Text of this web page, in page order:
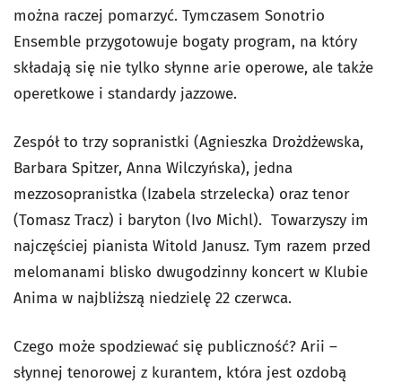
można raczej pomarzyć. Tymczasem Sonotrio
Ensemble przygotowuje bogaty program, na który
składają się nie tylko słynne arie operowe, ale także
operetkowe i standardy jazzowe.
Zespół to trzy sopranistki (Agnieszka Drożdżewska,
Barbara Spitzer, Anna Wilczyńska), jedna
mezzosopranistka (Izabela strzelecka) oraz tenor
(Tomasz Tracz) i baryton (Ivo Michl). Towarzyszy im
najczęściej pianista Witold Janusz. Tym razem przed
melomanami blisko dwugodzinny koncert w Klubie
Anima w najbliższą niedzielę 22 czerwca.
Czego może spodziewać się publiczność? Arii –
słynnej tenorowej z kurantem, która jest ozdobą